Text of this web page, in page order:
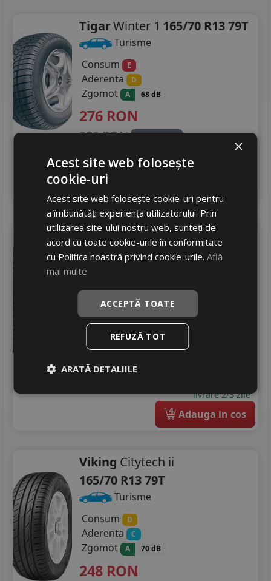
TigarWinter 1 165/70 R13 79T
Turisme
Consum
E
Aderenta D
Zgomot A 68 dB
276 RON
289 RON 4
livrare 2/3 zile
TigarAll season
165/70 R13 79T
Consum D
Aderenta C
Zgomot A 69 dB
291 RON
311 RON Discount
livrare 2/3 zile
4 Adauga in cos
Viking Citytech ii
165/70 R13 79T
Turisme
Consum
D
Aderenta C
Zgomot A 70 dB
248 RON
×
Acest site web folosește
cookie-uri
Acest site web folosește cookie-uri pentru
a îmbunătăți experiența utilizatorului. Prin
utilizarea site-ului nostru web, sunteți de
acord cu toate cookie-urile în conformitate
cu Politica noastră privind cookie-urile.Află
mai multe
ACCEPTĂ TOATE
REFUZĂ TOT
ARATĂ DETALIILE